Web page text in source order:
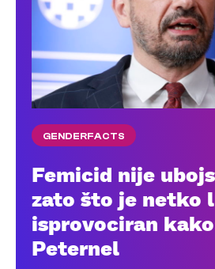
GENDERFACTS
Femicid nije
zato što je netko
isprovociran
Peternel